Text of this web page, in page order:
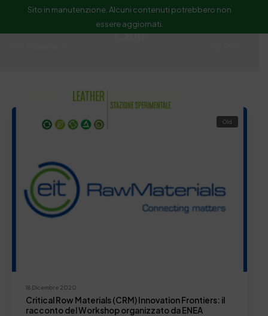
Sito in manutenzione. Alcuni contenuti potrebbero non
essere aggiornati.
CRM
18 Dicembre 2020
Old
Critical Row Materials (CRM) Innovation Frontiers: il
racconto del Workshop organizzato da ENEA